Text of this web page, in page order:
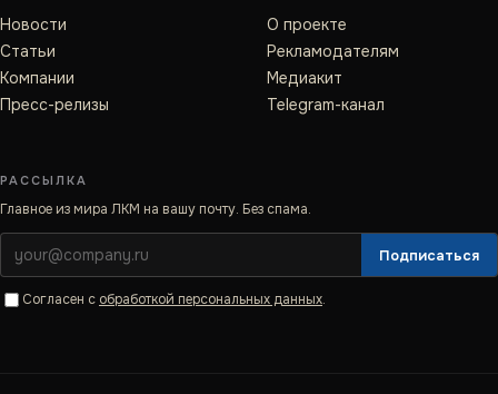
Новости
Статьи
Компании
Пресс-релизы
О проекте
Рекламодателям
Медиакит
Telegram-канал
РАССЫЛКА
Главное из мира ЛКМ на вашу почту. Без спама.
Подписаться
Согласен с обработкой персональных данных.